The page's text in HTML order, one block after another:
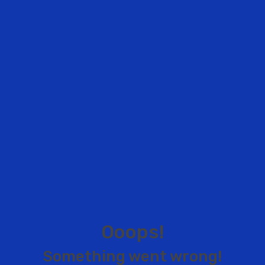
Ooops!
Something went wrong!